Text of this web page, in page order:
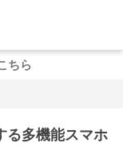
ちら
る多機能スマホ